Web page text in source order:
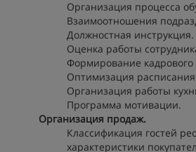
Организация процесса
Взаимоотношения
Должностная инструкция.
Оценка работы
Формирование кадрового
Оптимизация расписания
Организация работы
Программа мотивации.
Организация продаж.
Классификация гостей
характеристики